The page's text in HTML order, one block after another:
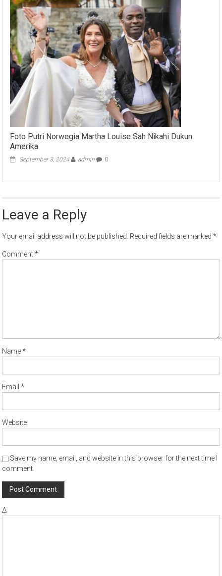
Foto Putri Norwegia Martha Louise Sah Nikahi Dukun
Amerika
September 3, 2024 admin 0
Leave a Reply
Your email address will not be published. Required fields are marked*
Comment*
Name*
Email*
Website
Save my name, email, and website in this browser for the next time I
comment.
Δ